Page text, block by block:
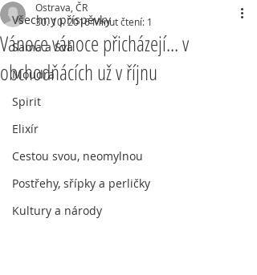
Všechny příspěvky
Sama a Svá
Moudra
Spirit
Elixír
Cestou svou, neomylnou
Postřehy, sřípky a perličky
Kultury a národy
Vánoce vánoce přicházejí... v
obchodňácích už v říjnu
Ostrava, ČR
30. 10. 2016Minut čtení: 1